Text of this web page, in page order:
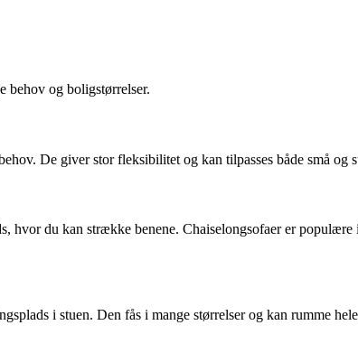
behov og boligstørrelser.
De giver stor fleksibilitet og kan tilpasses både små
hvor du kan strække benene. Chaiselongsofaer er
i stuen. Den fås i mange størrelser og kan rumme